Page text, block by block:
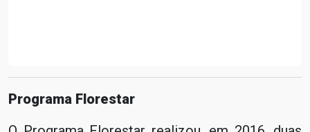
Programa Florestar